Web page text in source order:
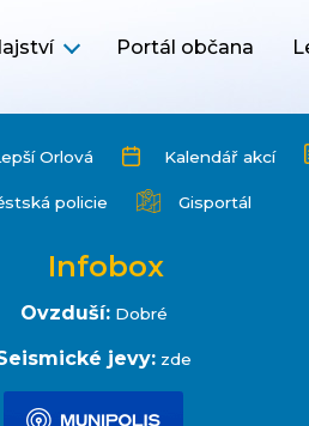
Portál občana
Orlová Kalendář akcí
policie Gisportál
Infobox
Ovzduší: Dobré
jevy: zde